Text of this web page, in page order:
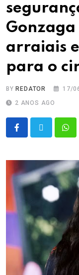
Gonzaga
arraiais
para o
BY REDATOR 17/
2 ANOS AGO